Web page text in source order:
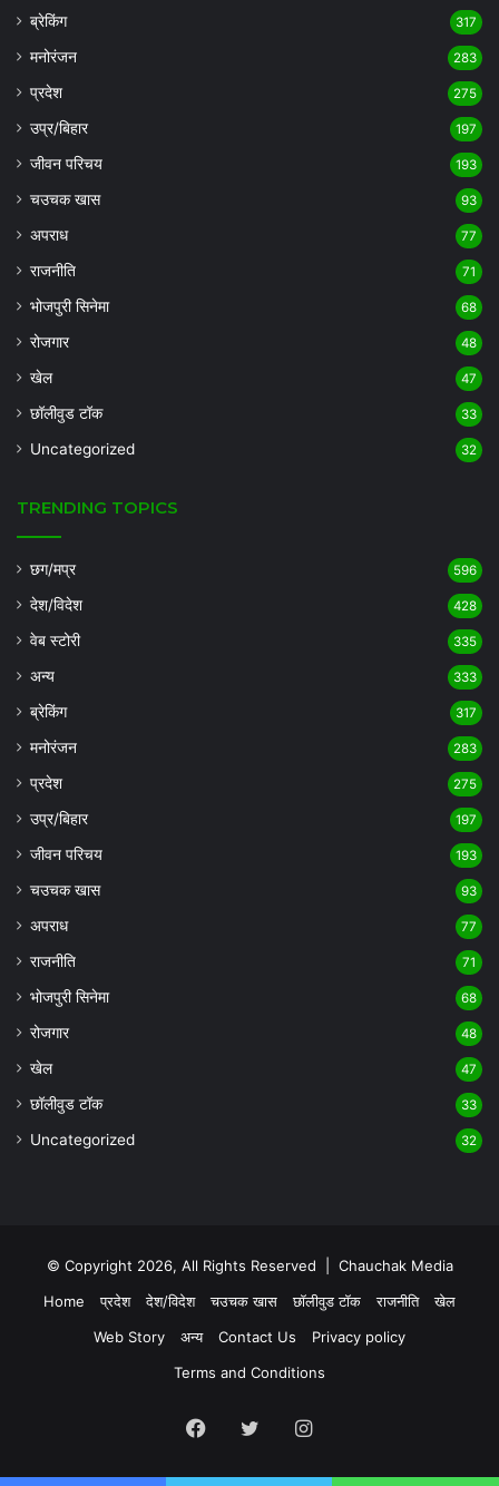
ब्रेकिंग 317
मनोरंजन 283
प्रदेश 275
उप्र/बिहार 197
जीवन परिचय 193
चउचक खास 93
अपराध 77
राजनीति 71
भोजपुरी सिनेमा 68
रोजगार 48
खेल 47
छॉलीवुड टॉक 33
Uncategorized 32
TRENDING TOPICS
छग/मप्र 596
देश/विदेश 428
वेब स्टोरी 335
अन्य 333
ब्रेकिंग 317
मनोरंजन 283
प्रदेश 275
उप्र/बिहार 197
जीवन परिचय 193
चउचक खास 93
अपराध 77
राजनीति 71
भोजपुरी सिनेमा 68
रोजगार 48
खेल 47
छॉलीवुड टॉक 33
Uncategorized 32
© Copyright 2026, All Rights Reserved | Chauchak Media
Home
प्रदेश देश/विदेश चउचक खास छॉलीवुड टॉक राजनीति
खेल
Web Story
अन्य Contact Us
Privacy policy
Terms and Conditions
Facebook
TwitterInstagram